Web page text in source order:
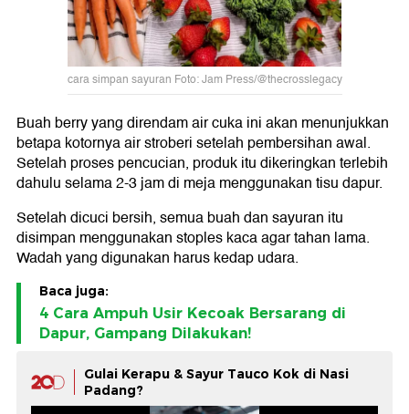
cara simpan sayuran Foto: Jam Press/@thecrosslegacy
Buah berry yang direndam air cuka ini akan menunjukkan
betapa kotornya air stroberi setelah pembersihan awal.
Setelah proses pencucian, produk itu dikeringkan terlebih
dahulu selama 2-3 jam di meja menggunakan tisu dapur.
Setelah dicuci bersih, semua buah dan sayuran itu
disimpan menggunakan stoples kaca agar tahan lama.
Wadah yang digunakan harus kedap udara.
Baca juga:
4 Cara Ampuh Usir Kecoak Bersarang di
Dapur, Gampang Dilakukan!
Gulai Kerapu & Sayur Tauco Kok di Nasi
Padang?